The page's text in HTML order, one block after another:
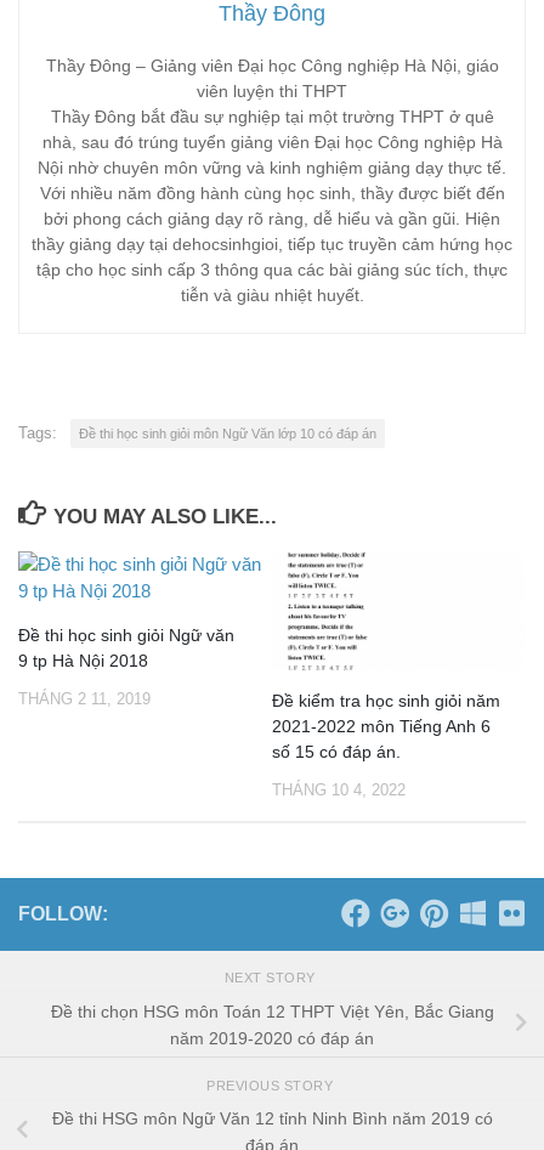
Thầy Đông
Thầy Đông – Giảng viên Đại học Công nghiệp Hà Nội, giáo
viên luyện thi THPT
Thầy Đông bắt đầu sự nghiệp tại một trường THPT ở quê
nhà, sau đó trúng tuyển giảng viên Đại học Công nghiệp Hà
Nội nhờ chuyên môn vững và kinh nghiệm giảng dạy thực tế.
Với nhiều năm đồng hành cùng học sinh, thầy được biết đến
bởi phong cách giảng dạy rõ ràng, dễ hiểu và gần gũi. Hiện
thầy giảng dạy tại dehocsinhgioi, tiếp tục truyền cảm hứng học
tập cho học sinh cấp 3 thông qua các bài giảng súc tích, thực
tiễn và giàu nhiệt huyết.
Tags: Đề thi học sinh giỏi môn Ngữ Văn lớp 10 có đáp án
YOU MAY ALSO LIKE...
Đề thi học sinh giỏi Ngữ văn
9 tp Hà Nội 2018
THÁNG 2 11, 2019
Đề kiểm tra học sinh giỏi năm
2021-2022 môn Tiếng Anh 6
số 15 có đáp án.
THÁNG 10 4, 2022
FOLLOW:
NEXT STORY
Đề thi chọn HSG môn Toán 12 THPT Việt Yên, Bắc Giang
năm 2019-2020 có đáp án
PREVIOUS STORY
Đề thi HSG môn Ngữ Văn 12 tỉnh Ninh Bình năm 2019 có
đáp án